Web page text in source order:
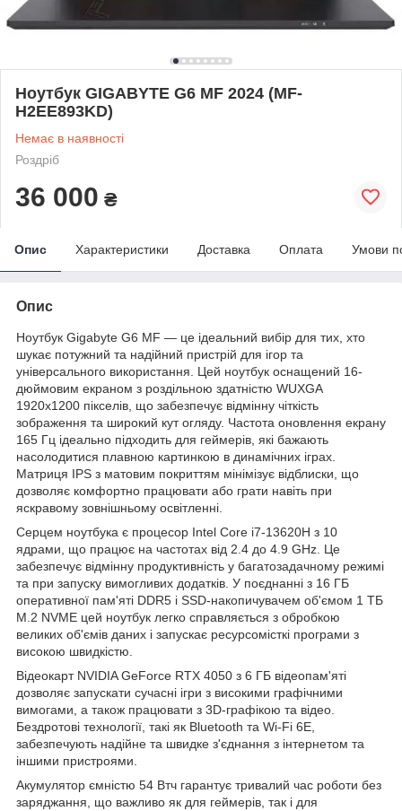
Ноутбук GIGABYTE G6 MF 2024 (MF-
H2EE893KD)
Немає в наявності
Роздріб
36 000 ₴
Опис Характеристики Доставка Оплата Умови
Опис
Ноутбук Gigabyte G6 MF — це ідеальний вибір для тих, хто
шукає потужний та надійний пристрій для ігор та
універсального використання. Цей ноутбук оснащений 16-
дюймовим екраном з роздільною здатністю WUXGA
1920x1200 пікселів, що забезпечує відмінну чіткість
зображення та широкий кут огляду. Частота оновлення екрану
165 Гц ідеально підходить для геймерів, які бажають
насолодитися плавною картинкою в динамічних іграх.
Матриця IPS з матовим покриттям мінімізує відблиски, що
дозволяє комфортно працювати або грати навіть при
яскравому зовнішньому освітленні.
Серцем ноутбука є процесор Intel Core i7-13620H з 10
ядрами, що працює на частотах від 2.4 до 4.9 GHz. Це
забезпечує відмінну продуктивність у багатозадачному режимі
та при запуску вимогливих додатків. У поєднанні з 16 ГБ
оперативної пам'яті DDR5 і SSD-накопичувачем об'ємом 1 ТБ
M.2 NVME цей ноутбук легко справляється з обробкою
великих об'ємів даних і запускає ресурсомісткі програми з
високою швидкістю.
Відеокарт NVIDIA GeForce RTX 4050 з 6 ГБ відеопам'яті
дозволяє запускати сучасні ігри з високими графічними
вимогами, а також працювати з 3D-графікою та відео.
Бездротові технології, такі як Bluetooth та Wi-Fi 6E,
забезпечують надійне та швидке з'єднання з інтернетом та
іншими пристроями.
Акумулятор ємністю 54 Втч гарантує тривалий час роботи без
заряджання, що важливо як для геймерів, так і для